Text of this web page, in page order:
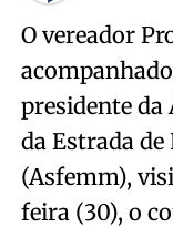
O vereador
presidente da
da Estrada
(Asfemm),
feira (30), o